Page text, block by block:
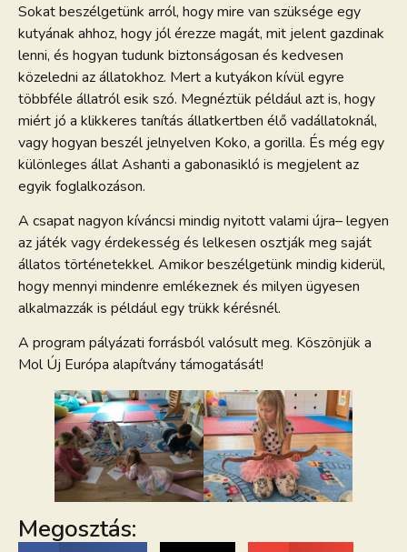
Sokat beszélgetünk arról, hogy mire van szüksége egy
kutyának ahhoz, hogy jól érezze magát, mit jelent gazdinak
lenni, és hogyan tudunk biztonságosan és kedvesen
közeledni az állatokhoz. Mert a kutyákon kívül egyre
többféle állatról esik szó. Megnéztük például azt is, hogy
miért jó a klikkeres tanítás állatkertben élő vadállatoknál,
vagy hogyan beszél jelnyelven Koko, a gorilla. És még egy
különleges állat Ashanti a gabonasikló is megjelent az
egyik foglalkozáson.
A csapat nagyon kíváncsi mindig nyitott valami újra– legyen
az játék vagy érdekesség és lelkesen osztják meg saját
állatos történetekkel. Amikor beszélgetünk mindig kiderül,
hogy mennyi mindenre emlékeznek és milyen ügyesen
alkalmazzák is például egy trükk kérésnél.
A program pályázati forrásból valósult meg. Köszönjük a
Mol Új Európa alapítvány támogatását!
Megosztás: